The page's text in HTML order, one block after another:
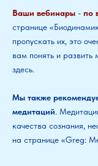
Ваши вебинары - по
странице
пропускать их, это
вам понять и развить
здесь.
Мы также
медитаций.
качества сознания,
на странице «Greg: